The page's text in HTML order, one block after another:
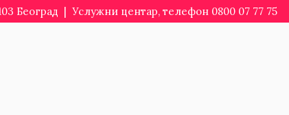
Београд | Услужни центар, телефон 0800 07 77 75